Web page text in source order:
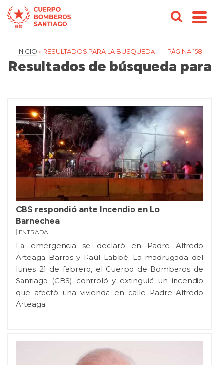
INICIO » RESULTADOS PARA LA BUSQUEDA "" - PÁGINA 158
Resultados de búsqueda para
CBS respondió ante Incendio en Lo
Barnechea
ENTRADA
La emergencia se declaró en Padre Alfredo
Arteaga Barros y Raúl Labbé. La madrugada del
lunes 21 de febrero, el Cuerpo de Bomberos de
Santiago (CBS) controló y extinguió un incendio
que afectó una vivienda en calle Padre Alfredo
Arteaga